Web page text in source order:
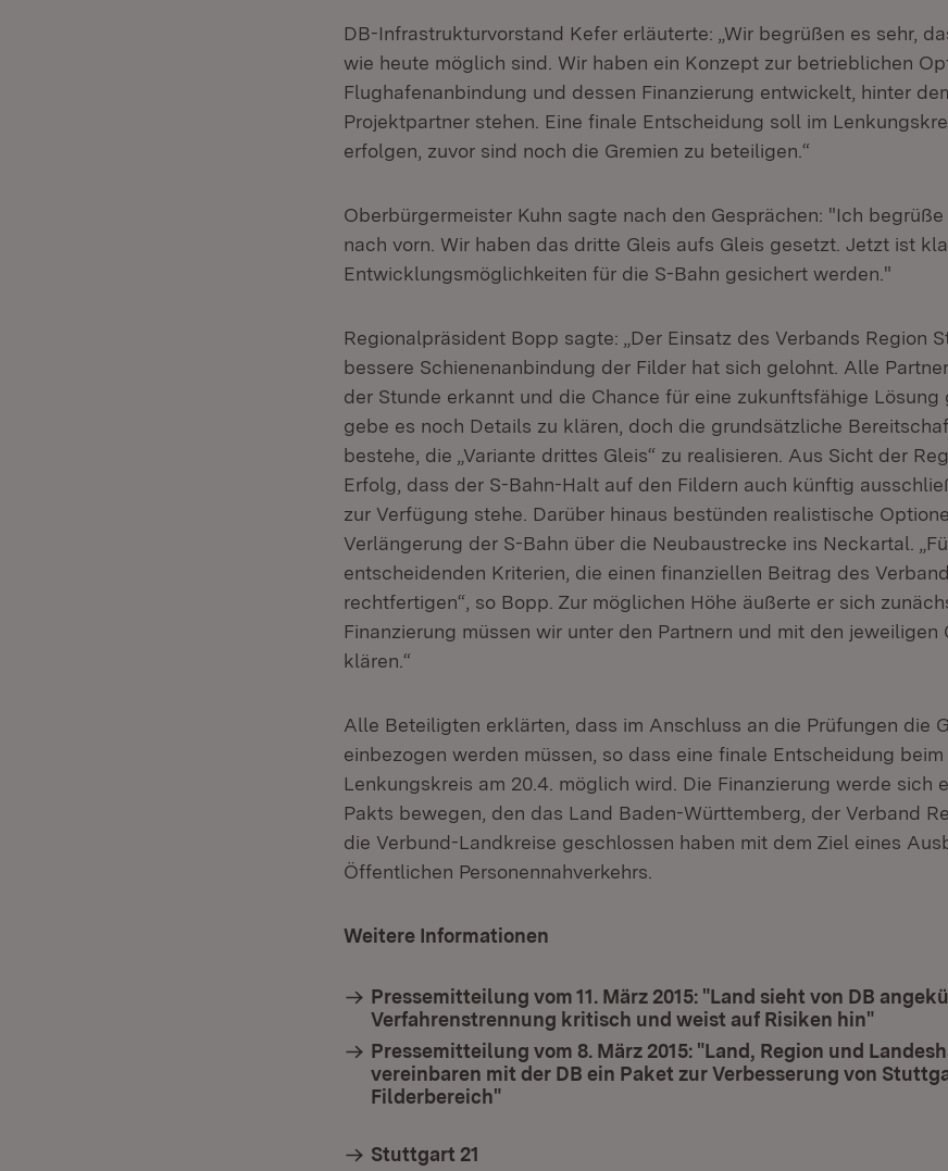
DB-Infrastrukturvorstand Kefer erläuterte: „Wir begrüßen es sehr,
wie heute möglich sind. Wir haben ein Konzept zur betrieblichen
Flughafenanbindung und dessen Finanzierung entwickelt, hinter
Projektpartner stehen. Eine finale Entscheidung soll im
erfolgen, zuvor sind noch die Gremien zu beteiligen.“
Oberbürgermeister Kuhn sagte nach den Gesprächen: "Ich
nach vorn. Wir haben das dritte Gleis aufs Gleis gesetzt. Jetzt ist
Entwicklungsmöglichkeiten für die S-Bahn gesichert werden."
Regionalpräsident Bopp sagte: „Der Einsatz des Verbands Region
bessere Schienenanbindung der Filder hat sich gelohnt. Alle
der Stunde erkannt und die Chance für eine zukunftsfähige Lösung
gebe es noch Details zu klären, doch die grundsätzliche
bestehe, die „Variante drittes Gleis“ zu realisieren. Aus Sicht der
Erfolg, dass der S-Bahn-Halt auf den Fildern auch künftig
zur Verfügung stehe. Darüber hinaus bestünden realistische
Verlängerung der S-Bahn über die Neubaustrecke ins Neckartal.
entscheidenden Kriterien, die einen finanziellen Beitrag des
rechtfertigen“, so Bopp. Zur möglichen Höhe äußerte er sich
Finanzierung müssen wir unter den Partnern und mit den jeweiligen
klären.“
Alle Beteiligten erklärten, dass im Anschluss an die Prüfungen die
einbezogen werden müssen, so dass eine finale Entscheidung
Lenkungskreis am 20.4. möglich wird. Die Finanzierung werde sich
Pakts bewegen, den das Land Baden-Württemberg, der Verband
die Verbund-Landkreise geschlossen haben mit dem Ziel eines
Öffentlichen Personennahverkehrs.
Weitere Informationen
Pressemitteilung vom 11. März 2015: "Land sieht von DB
Verfahrenstrennung kritisch und weist auf Risiken hin"
Pressemitteilung vom 8. März 2015: "Land, Region und
vereinbaren mit der DB ein Paket zur Verbesserung von
Filderbereich"
Stuttgart 21